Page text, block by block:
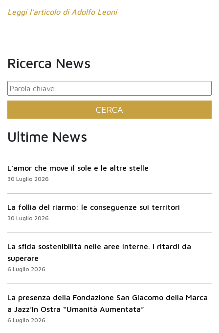
Leggi l’articolo di Adolfo Leoni
Ricerca News
Ultime News
L’amor che move il sole e le altre stelle
30 Luglio 2026
La follia del riarmo: le conseguenze sui territori
30 Luglio 2026
La sfida sostenibilità nelle aree interne. I ritardi da
superare
6 Luglio 2026
La presenza della Fondazione San Giacomo della Marca
a Jazz’In Ostra “Umanità Aumentata”
6 Luglio 2026